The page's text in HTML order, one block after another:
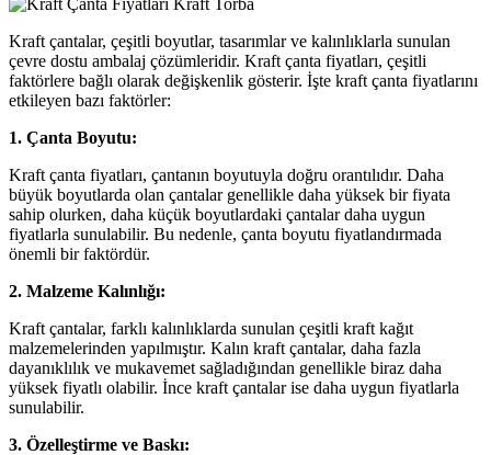
Kraft çantalar, çeşitli boyutlar, tasarımlar ve kalınlıklarla sunulan
çevre dostu ambalaj çözümleridir. Kraft çanta fiyatları, çeşitli
faktörlere bağlı olarak değişkenlik gösterir. İşte kraft çanta fiyatlarını
etkileyen bazı faktörler:
1. Çanta Boyutu:
Kraft çanta fiyatları, çantanın boyutuyla doğru orantılıdır. Daha
büyük boyutlarda olan çantalar genellikle daha yüksek bir fiyata
sahip olurken, daha küçük boyutlardaki çantalar daha uygun
fiyatlarla sunulabilir. Bu nedenle, çanta boyutu fiyatlandırmada
önemli bir faktördür.
2. Malzeme Kalınlığı:
Kraft çantalar, farklı kalınlıklarda sunulan çeşitli kraft kağıt
malzemelerinden yapılmıştır. Kalın kraft çantalar, daha fazla
dayanıklılık ve mukavemet sağladığından genellikle biraz daha
yüksek fiyatlı olabilir. İnce kraft çantalar ise daha uygun fiyatlarla
sunulabilir.
3. Özelleştirme ve Baskı: